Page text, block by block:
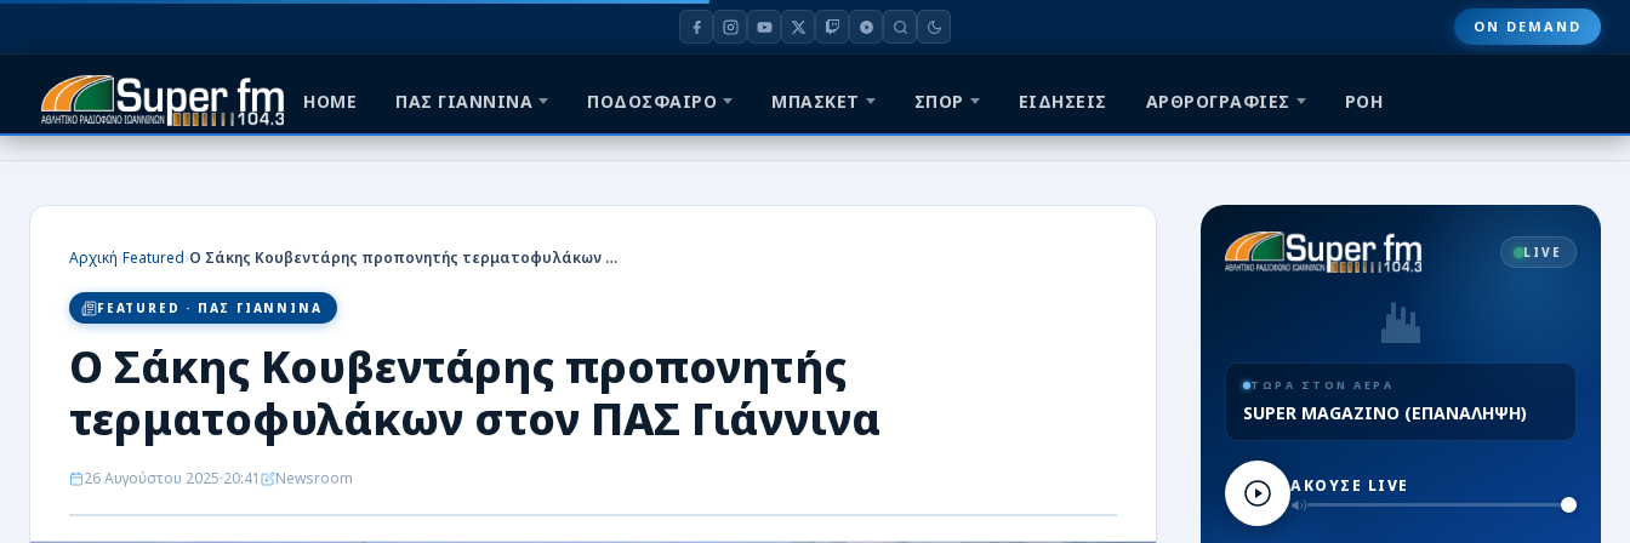
ON DEMAND
HOME ΠΑΣ ΓΙΑΝΝΙΝΑ ΠΟΔΟΣΦΑΙΡΟ ΜΠΑΣΚΕΤ ΣΠΟΡ ΕΙΔΗΣΕΙΣ ΑΡΘΡΟΓΡΑΦΙΕΣ ΡΟΗ
HOME
ΜΠΑΣΚΕΤ
ΕΙΔΗΣΕΙΣ
Αρχική›Featured› Ο Σάκης Κουβεντάρης προπονητής τερματοφυλάκων στον ΠΑΣ Γιάννινα
FEATURED · ΠΑΣ ΓΙΑΝΝΙΝΑ
Ο Σάκης Κουβεντάρης προπονητής
τερματοφυλάκων στον ΠΑΣ Γιάννινα
26 Αυγούστου 2025 20:41 Newsroom
LIVE
ΤΩΡΑ ΣΤΟΝ ΑΕΡΑ
SUPER MAGAZINO (ΕΠΑΝΑΛΗΨΗ)
ΑΚΟΥΣΕ LIVE